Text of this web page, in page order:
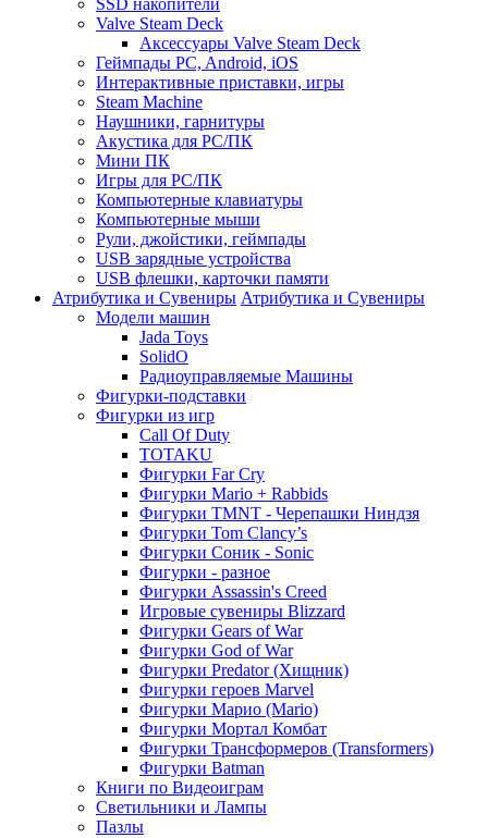
SSD накопители
Valve Steam Deck
Аксессуары Valve Steam Deck
Геймпады PC, Android, iOS
Интерактивные приставки, игры
Steam Machine
Наушники, гарнитуры
Акустика для PC/ПК
Мини ПК
Игры для PC/ПК
Компьютерные клавиатуры
Компьютерные мыши
Рули, джойстики, геймпады
USB зарядные устройства
USB флешки, карточки памяти
Атрибутика и Сувениры Атрибутика и Сувениры
Модели машин
Jada Toys
SolidO
Радиоуправляемые Машины
Фигурки-подставки
Фигурки из игр
Call Of Duty
TOTAKU
Фигурки Far Cry
Фигурки Mario + Rabbids
Фигурки TMNT - Черепашки Ниндзя
Фигурки Tom Clancy’s
Фигурки Соник - Sonic
Фигурки - разное
Фигурки Assassin's Creed
Игровые сувениры Blizzard
Фигурки Gears of War
Фигурки God of War
Фигурки Predator (Хищник)
Фигурки героев Marvel
Фигурки Марио (Mario)
Фигурки Мортал Комбат
Фигурки Трансформеров (Transformers)
Фигурки Batman
Книги по Видеоиграм
Светильники и Лампы
Пазлы